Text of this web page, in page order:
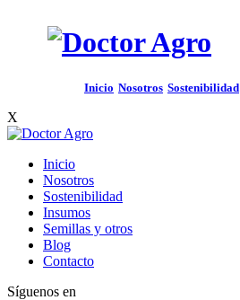
Inicio Nosotros Sostenibilidad
X
Inicio
Nosotros
Sostenibilidad
Insumos
Semillas y otros
Blog
Contacto
Síguenos en